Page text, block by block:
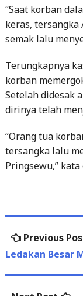
keras, tersangka
semak lalu
Terungkapnya
korban
Setelah didesak
dirinya telah
“Orang tua
tersangka lalu
Pringsewu,” kata
PostPrevious
Ledakan Besar
Next Post